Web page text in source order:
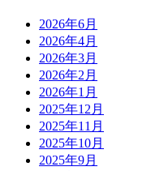
2026年6月
2026年4月
2026年3月
2026年2月
2026年1月
2025年12月
2025年11月
2025年10月
2025年9月